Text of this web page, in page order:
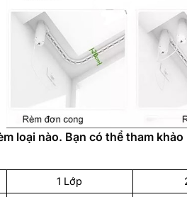
loại nào. Bạn có thể tham
1 Lớp